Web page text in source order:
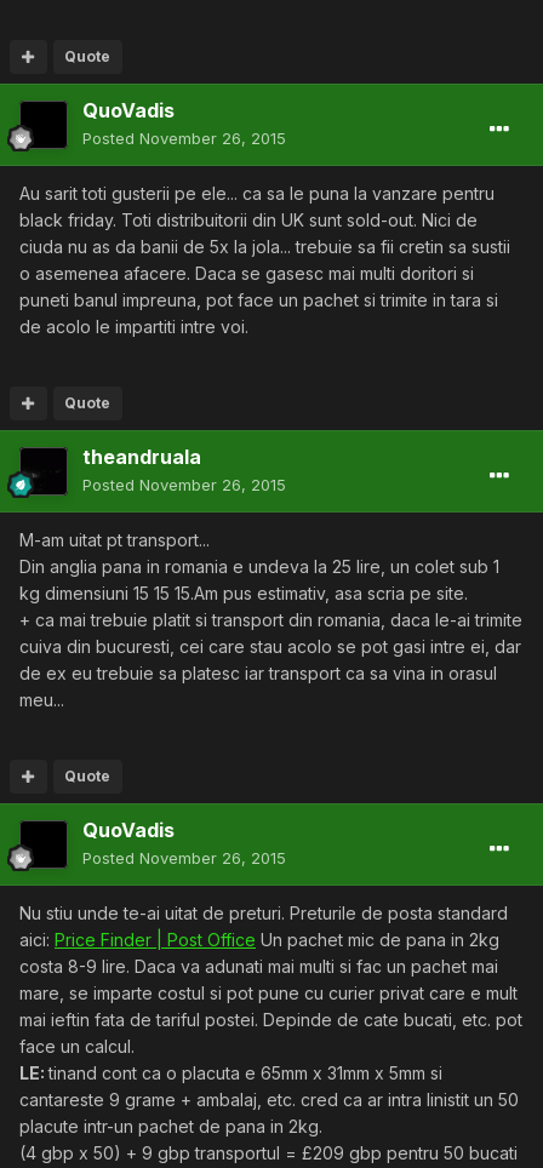
Quote
QuoVadis
Posted November 26, 2015
Au sarit toti gusterii pe ele... ca sa le puna la vanzare pentru
black friday. Toti distribuitorii din UK sunt sold-out. Nici de
ciuda nu as da banii de 5x la jola... trebuie sa fii cretin sa sustii
o asemenea afacere. Daca se gasesc mai multi doritori si
puneti banul impreuna, pot face un pachet si trimite in tara si
de acolo le impartiti intre voi.
Quote
theandruala
Posted November 26, 2015
M-am uitat pt transport...
Din anglia pana in romania e undeva la 25 lire, un colet sub 1
kg dimensiuni 15 15 15.Am pus estimativ, asa scria pe site.
+ ca mai trebuie platit si transport din romania, daca le-ai trimite
cuiva din bucuresti, cei care stau acolo se pot gasi intre ei, dar
de ex eu trebuie sa platesc iar transport ca sa vina in orasul
meu...
Quote
QuoVadis
Posted November 26, 2015
Nu stiu unde te-ai uitat de preturi. Preturile de posta standard
aici: Price Finder | Post Office Un pachet mic de pana in 2kg
costa 8-9 lire. Daca va adunati mai multi si fac un pachet mai
mare, se imparte costul si pot pune cu curier privat care e mult
mai ieftin fata de tariful postei. Depinde de cate bucati, etc. pot
face un calcul.
LE:tinand cont ca o placuta e 65mm x 31mm x 5mm si
cantareste 9 grame + ambalaj, etc. cred ca ar intra linistit un 50
placute intr-un pachet de pana in 2kg.
(4 gbp x 50) + 9 gbp transportul = £209 gbp pentru 50 bucati